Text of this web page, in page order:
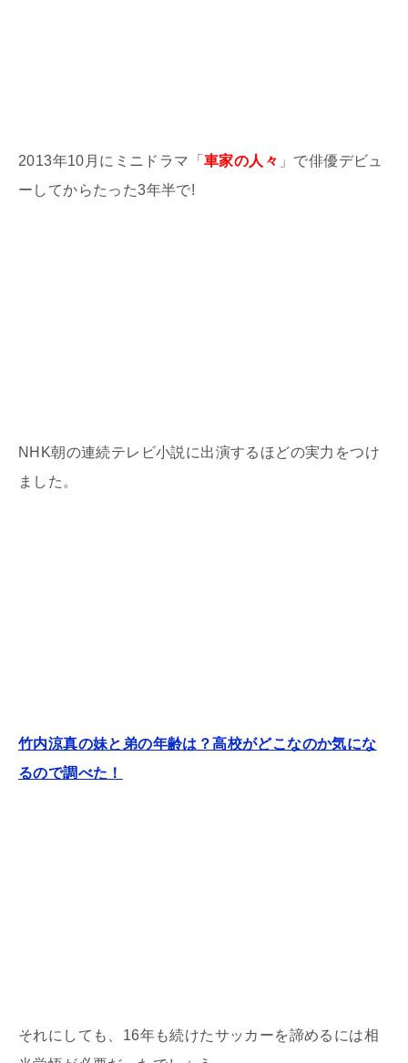
2013年10月にミニドラマ「 車家の人々 」で俳優デビュ
ーしてからたった3年半で!
NHK朝の連続テレビ小説に出演するほどの実力をつけ
ました。
竹内涼真の妹と弟の年齢は？高校がどこなのか気にな
るので調べた！
それにしても、16年も続けたサッカーを諦めるには相